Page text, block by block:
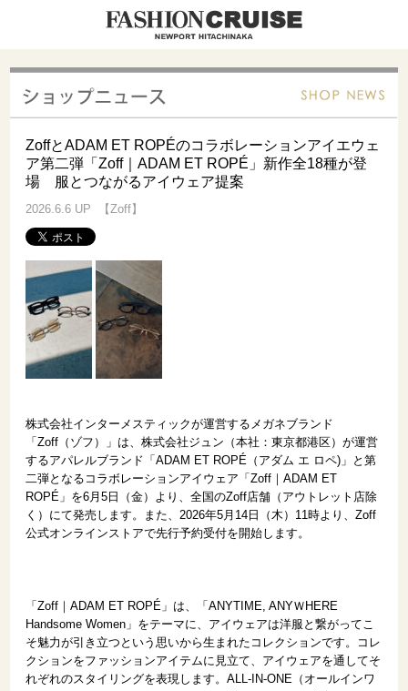
ZoffとADAM ET ROPÉのコラボレーションアイエウェ
ア第二弾「Zoff｜ADAM ET ROPÉ」新作全18種が登
場 服とつながるアイウェア提案
2026.6.6 UP 【Zoff】
株式会社インターメスティックが運営するメガネブランド
「Zoff（ゾフ）」は、株式会社ジュン（本社：東京都港区）が運営
するアパレルブランド「ADAM ET ROPÉ（アダム エ ロペ)」と第
二弾となるコラボレーションアイウェア「Zoff｜ADAM ET
ROPÉ」を6月5日（金）より、全国のZoff店舗（アウトレット店除
く）にて発売します。また、2026年5月14日（木）11時より、Zoff
公式オンラインストアで先行予約受付を開始します。
「Zoff｜ADAM ET ROPÉ」は、「ANYTIME, ANYＷHERE
Handsome Women」をテーマに、アイウェアは洋服と繋がってこ
そ魅力が引き立つという思いから生まれたコレクションです。コレ
クションをファッションアイテムに見立て、アイウェアを通してそ
れぞれのスタイリングを表現します。ALL-IN-ONE（オールインワ